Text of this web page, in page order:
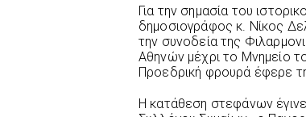
Για την σημασία του
δημοσιογράφος κ. Νίκος
την συνοδεία της
Αθηνών μέχρι το Μνημείο
Προεδρική φρουρά έφερε
Η κατάθεση στεφάνων